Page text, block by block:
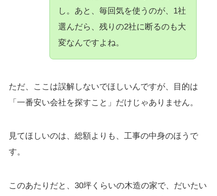
し。あと、毎回気を使うのが、1社
選んだら、残りの2社に断るのも大
変なんですよね。
ただ、ここは誤解しないでほしいんですが、目的は
「一番安い会社を探すこと」だけじゃありません。
見てほしいのは、総額よりも、工事の中身のほうで
す。
このあたりだと、30坪くらいの木造の家で、だいたい